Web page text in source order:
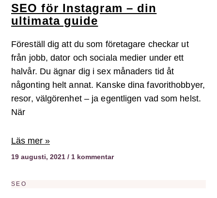
SEO för Instagram – din
ultimata guide
Föreställ dig att du som företagare checkar ut
från jobb, dator och sociala medier under ett
halvår. Du ägnar dig i sex månaders tid åt
någonting helt annat. Kanske dina favorithobbyer,
resor, välgörenhet – ja egentligen vad som helst.
När
Läs mer »
19 augusti, 2021 1 kommentar
SEO